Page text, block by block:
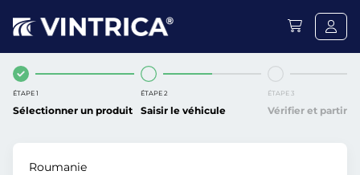
ÉTAPE 1
Sélectionner un produit
ÉTAPE 2
Saisir le véhicule
ÉTAPE 3
Vérifier et partir
Roumanie